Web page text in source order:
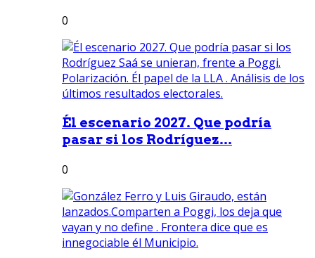
0
Él escenario 2027. Que podría
pasar si los Rodríguez...
0